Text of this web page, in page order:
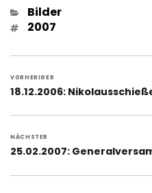
Kategorien
Bilder
Schlagwörter
2007
VORHERIGER
Vorheriger
18.12.2006:
NÄCHSTER
Nächster
25.02.2007: